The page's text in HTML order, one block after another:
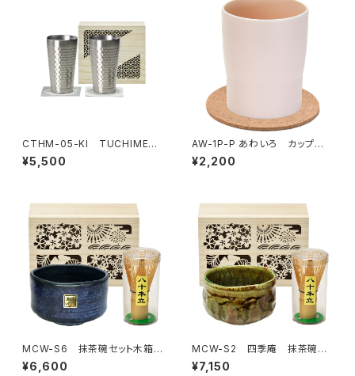
CTHM-05-KI TUCHIME
2層ペアタンブラー木箱入
¥5,500
AW-1P-P あわいろ カップ
桜色
¥2,200
MCW-S6 抹茶碗セット木箱
入 窯変blue
¥6,600
MCW-S2 四季庵 抹茶碗セ
ット木箱入 緑釉
¥7,150